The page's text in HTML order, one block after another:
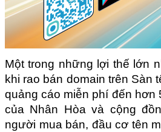
Một trong những lợi thế lớn
khi rao bán domain trên Sàn
quảng cáo miễn phí đến hơn
của Nhân Hòa và cộng
người mua bán, đầu cơ tên